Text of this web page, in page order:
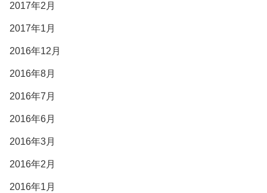
2017年2月
2017年1月
2016年12月
2016年8月
2016年7月
2016年6月
2016年3月
2016年2月
2016年1月